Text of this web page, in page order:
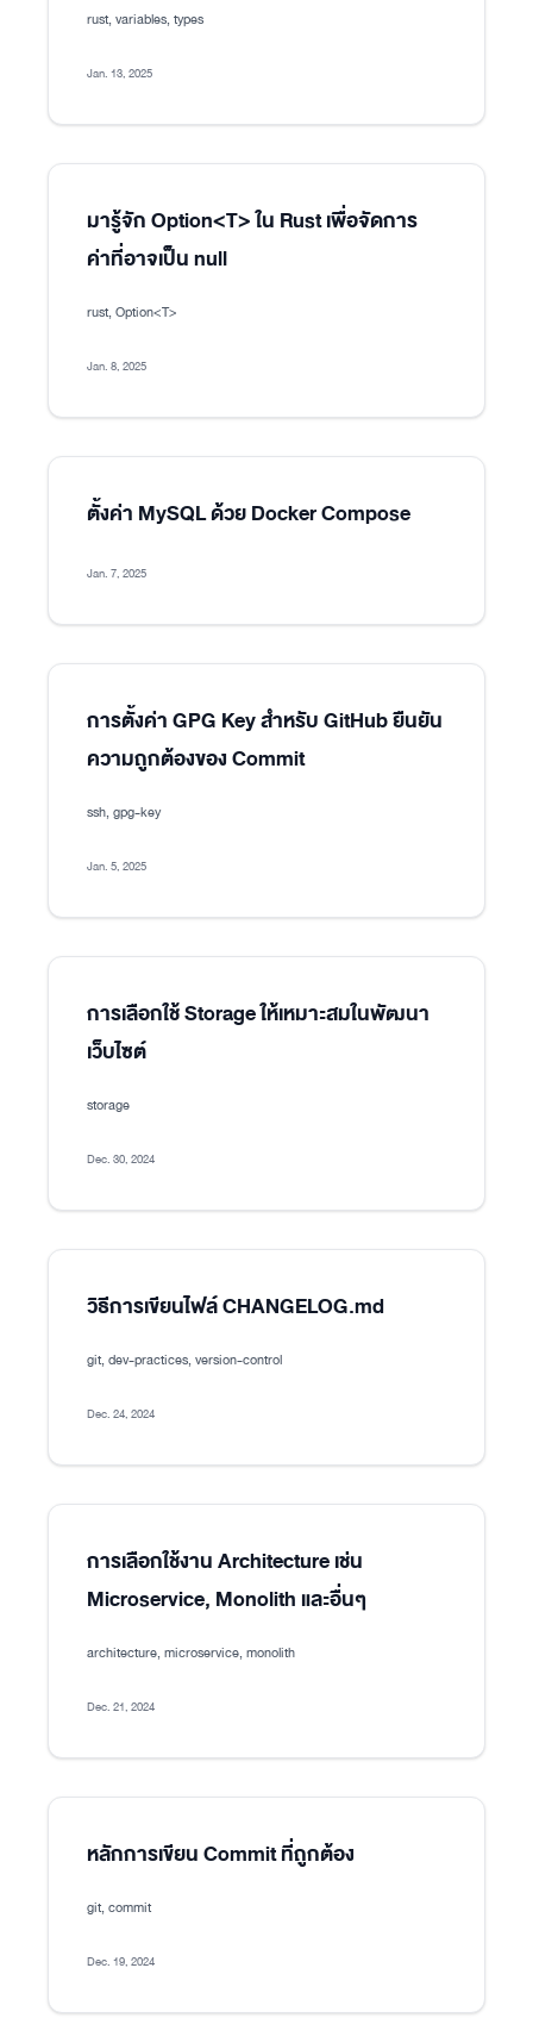
rust, variables, types
Jan. 13, 2025
มารู้จัก Option<T> ใน Rust เพื่อจัดการ
ค่าที่อาจเป็น null
rust, Option<T>
Jan. 8, 2025
ตั้งค่า MySQL ด้วย Docker Compose
Jan. 7, 2025
การตั้งค่า GPG Key สำหรับ GitHub ยืนยัน
ความถูกต้องของ Commit
ssh, gpg-key
Jan. 5, 2025
การเลือกใช้ Storage ให้เหมาะสมในพัฒนา
เว็บไซต์
storage
Dec. 30, 2024
วิธีการเขียนไฟล์ CHANGELOG.md
git, dev-practices, version-control
Dec. 24, 2024
การเลือกใช้งาน Architecture เช่น
Microservice, Monolith และอื่นๆ
architecture, microservice, monolith
Dec. 21, 2024
หลักการเขียน Commit ที่ถูกต้อง
git, commit
Dec. 19, 2024